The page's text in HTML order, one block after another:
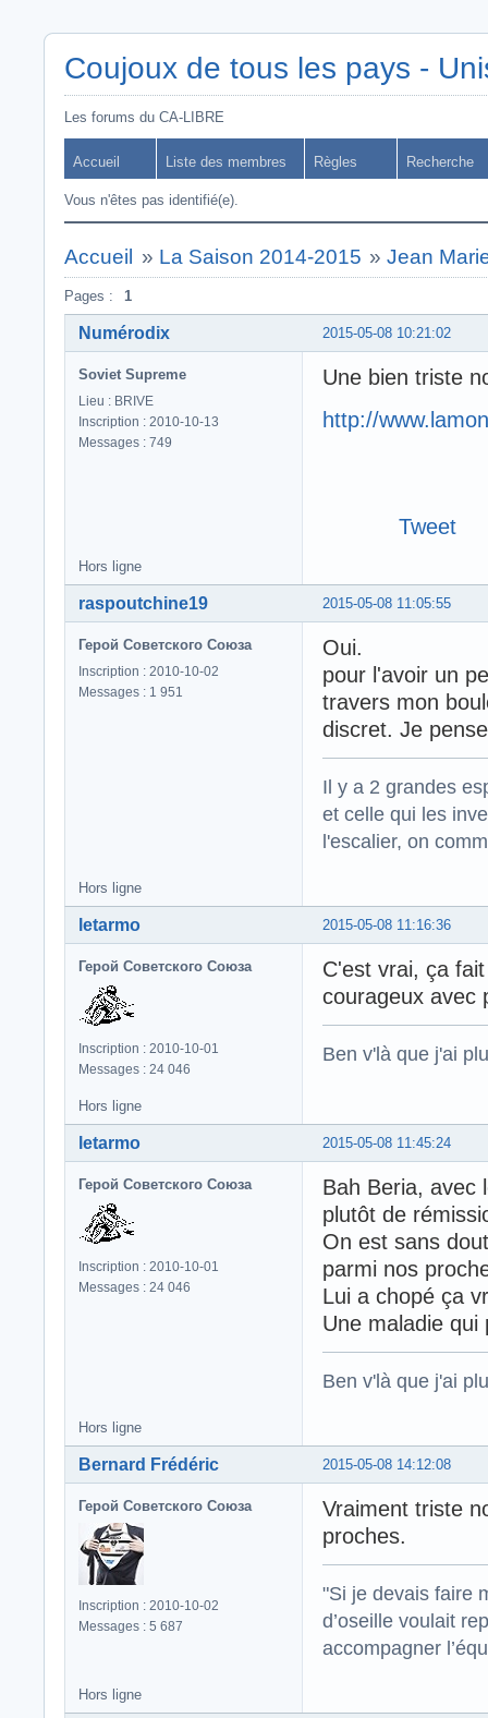
Coujoux de tous les pays -
Les forums du CA-LIBRE
Accueil Liste des membres Règles Recherche
Vous n'êtes pas identifié(e).
Accueil » La Saison 2014-2015 »Jean
Pages : 1
2015-05-08 10:21:02
Numérodix
Soviet Supreme
Lieu : BRIVE
Inscription : 2010-10-13
Messages : 749
Une bien triste
http://
Tweet
Hors ligne
2015-05-08 11:05:55
raspoutchine19
Герой Советского Союза
Inscription : 2010-10-02
Messages : 1 951
Oui.
pour l'avoir un
travers mon
discret. Je
Il y a 2 grandes
et celle qui les
l'escalier, on
Hors ligne
2015-05-08 11:16:36
letarmo
Герой Советского Союза
Inscription : 2010-10-01
Messages : 24 046
C'est vrai, ça
courageux avec
Ben v'là que j'ai
Hors ligne
2015-05-08 11:45:24
letarmo
Герой Советского Союза
Inscription : 2010-10-01
Messages : 24 046
Bah Beria, avec
plutôt de
On est sans
parmi nos
Lui a chopé ça
Une maladie qui
Ben v'là que j'ai
Hors ligne
2015-05-08 14:12:08
Bernard Frédéric
Герой Советского Союза
Inscription : 2010-10-02
Messages : 5 687
Vraiment triste
proches.
"Si je devais faire
d’oseille voulait
accompagner
Hors ligne